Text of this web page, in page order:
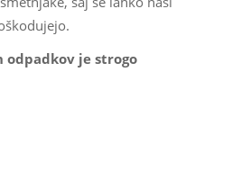
odpadkov je strogo